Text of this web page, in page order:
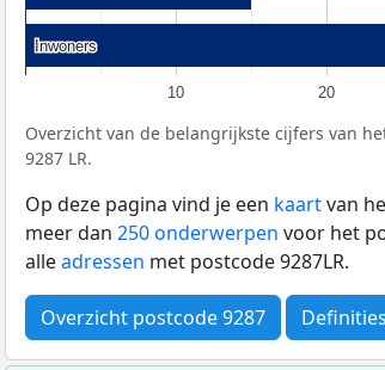
10 20
Inwoners
Inwoners
Overzicht van de belangrijkste cijfers van
9287 LR.
Op deze pagina vind je een kaartvan
meer dan 250 onderwerpen voor het
alleadressen met postcode 9287LR.
Overzicht postcode 9287 Definities